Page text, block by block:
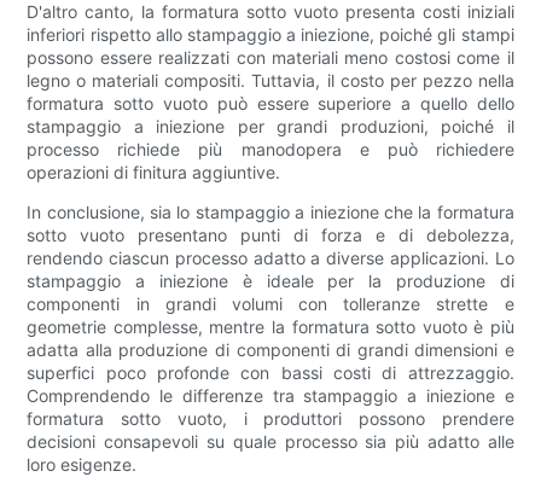
D'altro canto, la formatura sotto vuoto presenta costi iniziali
inferiori rispetto allo stampaggio a iniezione, poiché gli stampi
possono essere realizzati con materiali meno costosi come il
legno o materiali compositi. Tuttavia, il costo per pezzo nella
formatura sotto vuoto può essere superiore a quello dello
stampaggio a iniezione per grandi produzioni, poiché il
processo richiede più manodopera e può richiedere
operazioni di finitura aggiuntive.
In conclusione, sia lo stampaggio a iniezione che la formatura
sotto vuoto presentano punti di forza e di debolezza,
rendendo ciascun processo adatto a diverse applicazioni. Lo
stampaggio a iniezione è ideale per la produzione di
componenti in grandi volumi con tolleranze strette e
geometrie complesse, mentre la formatura sotto vuoto è più
adatta alla produzione di componenti di grandi dimensioni e
superfici poco profonde con bassi costi di attrezzaggio.
Comprendendo le differenze tra stampaggio a iniezione e
formatura sotto vuoto, i produttori possono prendere
decisioni consapevoli su quale processo sia più adatto alle
loro esigenze.